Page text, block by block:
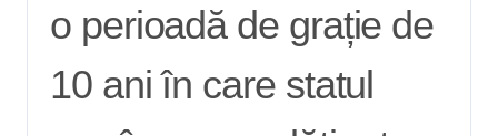
o perioadă de grație de
10 ani în care statul